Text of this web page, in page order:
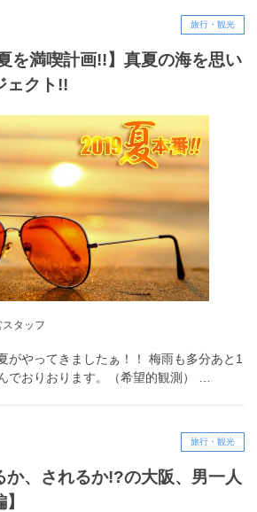
旅行・観光
を満喫計画!!】真夏の海を思い
ェクト!!
スタッフ
がやってきましたぁ！！ 梅雨も多分あと1
でおりおります。（希望的観測） …
旅行・観光
か、されるか!?の大阪、男一人